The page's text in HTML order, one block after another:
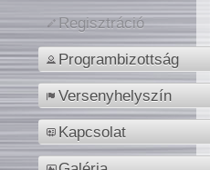
Regisztráció
Programbizottság
Versenyhelyszín
Kapcsolat